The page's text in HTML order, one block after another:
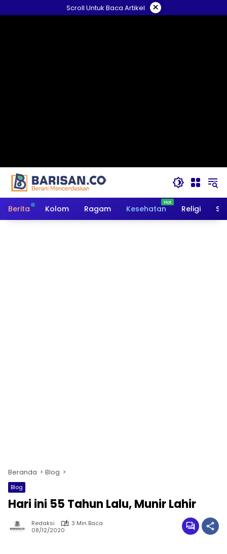
ke
Scroll Untuk Baca Artikel ×
Berita Kolom Ragam Kesehatan Religi
Beranda Blog
Blog
Hari ini 55 Tahun Lalu, Munir Lahir
Redaksi
3 Min Baca
08/12/2020